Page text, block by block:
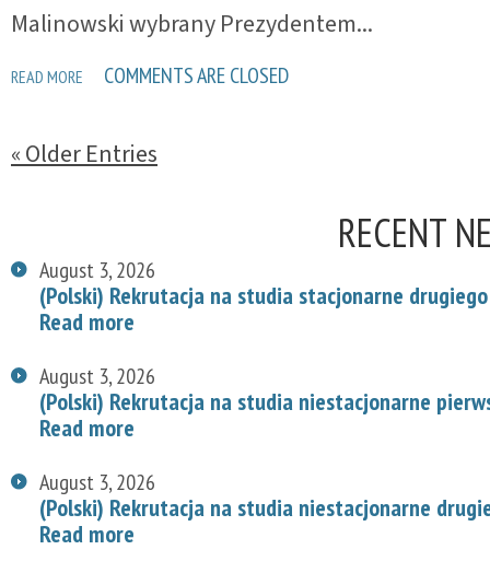
Malinowski wybrany Prezydentem...
READ MORE COMMENTS ARE CLOSED
« Older Entries
RECENT
August 3, 2026
(Polski) Rekrutacja na studia stacjonarne
Read more
August 3, 2026
(Polski) Rekrutacja na studia niestacjonarne
Read more
August 3, 2026
(Polski) Rekrutacja na studia niestacjonarne
Read more